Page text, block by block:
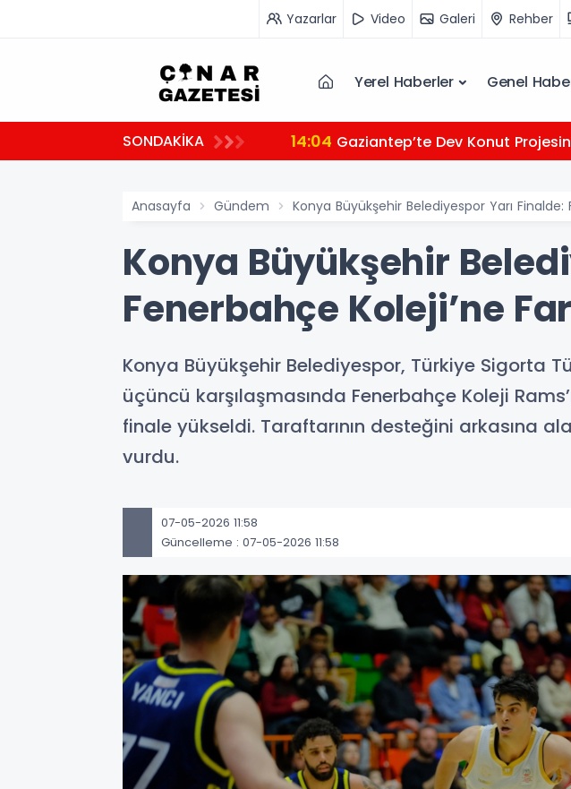
Yazarlar Video Galeri Rehber
Yerel Haberler Genel
SONDAKİKA 14:04 Gaziantep’te Dev Konut
Anasayfa Gündem Konya Büyükşehir Belediyespor Yarı Finalde:
Konya Büyükşehir
Fenerbahçe Koleji’ne
Konya Büyükşehir Belediyespor, Türkiye Sigorta
üçüncü karşılaşmasında Fenerbahçe Koleji
finale yükseldi. Taraftarının desteğini arkasına
vurdu.
07-05-2026 11:58
Güncelleme : 07-05-2026 11:58